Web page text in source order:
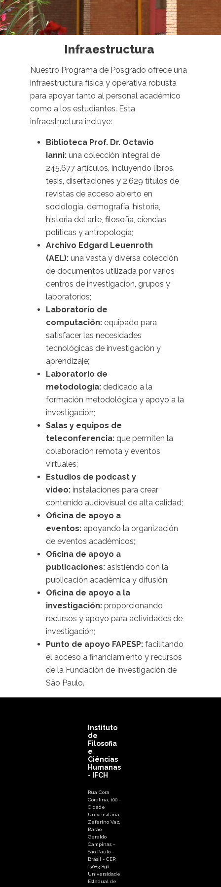
Infraestructura
Nuestro Programa de Posgrado ofrece una
infraestructura física y operativa robusta
para apoyar tanto al personal académico
como a los estudiantes. Esta
infraestructura incluye:
Biblioteca Prof. Dr. Octavio
Ianni: una colección integral de
245,677 artículos, incluyendo libros,
tesis, disertaciones y 2,629 títulos de
revistas de acceso abierto en
sociología, demografía, historia,
historia del arte, filosofía, ciencias
políticas y antropología;
Archivo Edgard Leuenroth
(AEL): una vasta y diversa colección
de documentos utilizada por varios
centros de investigación, grupos y
laboratorios;
Laboratorio de
computación: equipado para
satisfacer las necesidades
tecnológicas de investigación y
aprendizaje;
Laboratorio de
metodología: dedicado a la
formación metodológica y apoyo a la
investigación;
Salas y equipos de
teleconferencia: que permiten la
colaboración remota y eventos
virtuales;
Estudios de podcast y
video: instalaciones para crear
contenido audiovisual de alta calidad;
Oficina de apoyo a
eventos: apoyando la organización
de eventos académicos;
Oficina de apoyo a
publicaciones: asistiendo con la
publicación académica y difusión;
Oficina de apoyo a la
investigación: proporcionando
recursos y apoyo para actividades de
investigación;
Punto de apoyo FAPESP: facilitando
el acceso a financiamiento y recursos
de la Fundación de Investigación de
São Paulo.
Instituto
de
Filosofia
e
Ciências
Humanas
- IFCH
Rua Cora
Coralina, 100 -
Cidade
Universitária
Zeferino Vaz,
Barão
Geraldo
Campinas -
São Paulo -
Brasil - CEP:
13083-896
Universidade
Estadual de